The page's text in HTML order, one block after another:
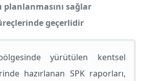
sağlar
geçerlidir
yürütülen kentsel
hazırlanan SPK raporları,